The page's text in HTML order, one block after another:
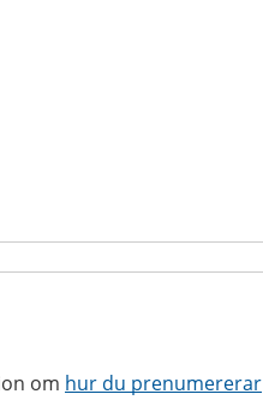
om hur du prenumererar